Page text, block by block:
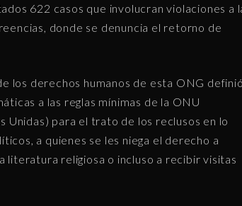
622 casos que involucran violaciones a
donde se denuncia el retorno de
los derechos humanos de esta ONG definió
a las reglas mínimas de la ONU
Unidas) para el trato de los reclusos en lo
a quienes se les niega el derecho a
literatura religiosa o incluso a recibir visitas